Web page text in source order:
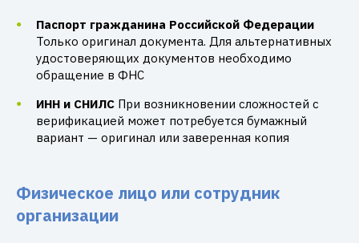
Паспорт гражданина Российской Федерации
Только оригинал документа. Для альтернативных
удостоверяющих документов необходимо
обращение в ФНС
ИНН и СНИЛС При возникновении сложностей с
верификацией может потребуется бумажный
вариант — оригинал или заверенная копия
Физическое лицо или сотрудник
организации